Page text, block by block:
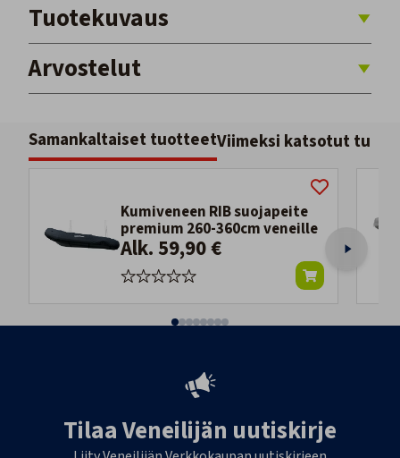
Tuotekuvaus
Arvostelut
Samankaltaiset tuotteetViimeksi katsotut
Kumiveneen RIB suojapeite
premium 260-360cm veneille
Alk. 59,90 €
Tilaa Veneilijän uutiskirje